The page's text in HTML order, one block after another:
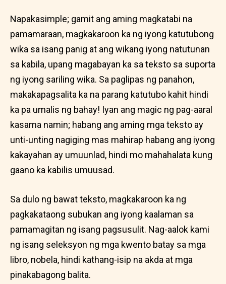
Napakasimple; gamit ang aming magkatabi na
pamamaraan, magkakaroon ka ng iyong katutubong
wika sa isang panig at ang wikang iyong natutunan
sa kabila, upang magabayan ka sa teksto sa suporta
ng iyong sariling wika. Sa paglipas ng panahon,
makakapagsalita ka na parang katutubo kahit hindi
ka pa umalis ng bahay! Iyan ang magic ng pag-aaral
kasama namin; habang ang aming mga teksto ay
unti-unting nagiging mas mahirap habang ang iyong
kakayahan ay umuunlad, hindi mo mahahalata kung
gaano ka kabilis umuusad.
Sa dulo ng bawat teksto, magkakaroon ka ng
pagkakataong subukan ang iyong kaalaman sa
pamamagitan ng isang pagsusulit. Nag-aalok kami
ng isang seleksyon ng mga kwento batay sa mga
libro, nobela, hindi kathang-isip na akda at mga
pinakabagong balita.